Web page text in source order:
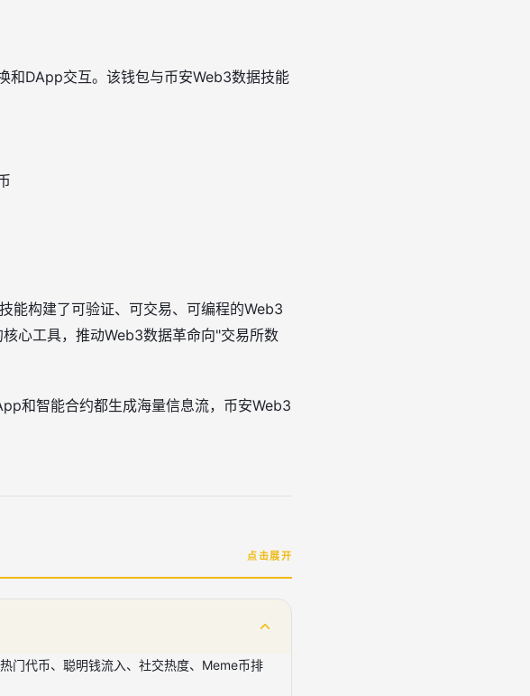
和DApp交互。该钱包与币安Web3数据技能
能构建了可验证、可交易、可编程的Web3
心工具，推动Web3数据革命向"交易所数
和智能合约都生成海量信息流，币安Web3
点击展开
门代币、聪明钱流入、社交热度、Meme币排